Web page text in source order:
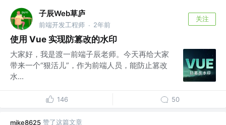
子辰Web草庐
前端开发工程师 · 2年前
关注
使用 Vue 实现防篡改的水印
大家好，我是渡一前端子辰老师。今天再给大家
带来一个“狠活儿”，作为前端人员，能防止篡改
水...
146 50
mike8625 赞了这篇文章